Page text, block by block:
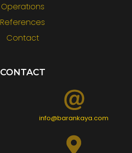
Operatıons
References
Contact
CONTACT
info@barankaya.com